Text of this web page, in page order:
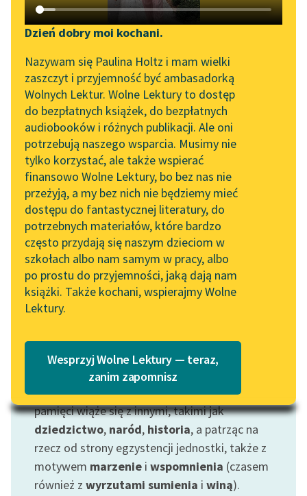
Katalog DAISY
Podkasty o książkach
Zgłoś brak utworu
Aktualności
„Prokurator Alicja Horn”
do słuchania
Byliśmy częścią AI Impact
Lab
Zapraszamy na spotkanie
online z tłumaczkami
literatury skandynawskiej
Spotkanie z Katarzyną
Tunkiel w Oslo
102. lata temu zmarł
Joseph Conrad
Lektury szkolne i klasyka
literatury do słuchania dla
uczennic i uczniów z
niepełnosprawnościami
E-kolekcja lektur
szkolnych i literatury do
słuchania dla uczennic i
Narzędzia
Mapa Wolnych Lektur
Leśmianator
Przewodnik dla piszących i
czytających
API
OAI-PMH
Widget Wolnych Lektur
Przypisy
Katalog w formacie PDF
Dzień dobry moi kochani.
Nazywam się Paulina Holtz i mam wielki
zaszczyt i przyjemność być ambasadorką
Wolnych Lektur. Wolne Lektury to dostęp
do bezpłatnych książek, do bezpłatnych
audiobooków i różnych publikacji. Ale oni
potrzebują naszego wsparcia. Musimy nie
tylko korzystać, ale także wspierać
finansowo Wolne Lektury, bo bez nas nie
przeżyją, a my bez nich nie będziemy mieć
dostępu do fantastycznej literatury, do
potrzebnych materiałów, które bardzo
często przydają się naszym dzieciom w
szkołach albo nam samym w pracy, albo
po prostu do przyjemności, jaką dają nam
książki. Także kochani, wspierajmy Wolne
Lektury.
Wesprzyj Wolne Lektury — teraz,
zanim zapomnisz
Wincenty Korotyński
Gdzie mnie kolwiek los
pomieści,
Będę wzdychał za tą
stroną,
Gdzie mnie sercem
przygarniono,
Gdziem...
Czytaj więcej
Motyw: Pamięć
świadomość, jak wielką rolę pełni pamięć w
formowaniu więzi międzyludzkich, rodzinnych
i społecznych. Z uwagi na tę funkcję motyw
pamięci wiąże się z innymi, takimi jak
dziedzictwo, naród, historia, a patrząc na
rzecz od strony egzystencji jednostki, także z
motywem marzenie i wspomnienia (czasem
również z wyrzutami sumienia i winą).